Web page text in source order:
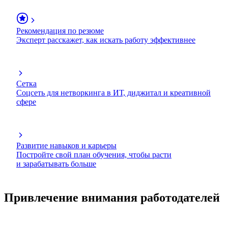
Рекомендация по резюме
Эксперт расскажет, как искать работу эффективнее
Сетка
Соцсеть для нетворкинга в ИТ, диджитал и креативной
сфере
Развитие навыков и карьеры
Постройте свой план обучения, чтобы расти
и зарабатывать больше
Привлечение внимания работодателей